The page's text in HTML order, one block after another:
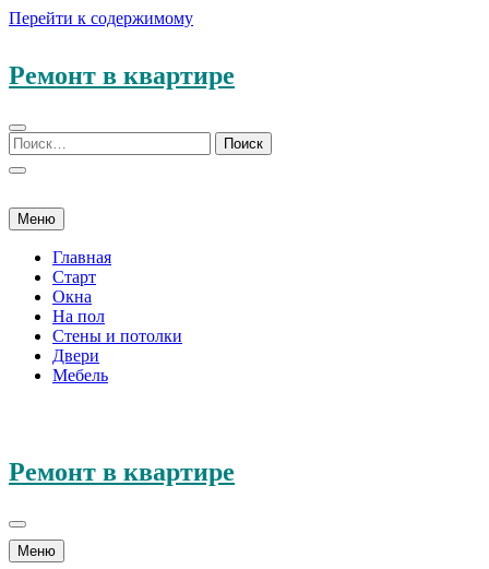
Перейти к содержимому
Ремонт в квартире
Меню
Главная
Старт
Окна
На пол
Стены и потолки
Двери
Мебель
Ремонт в квартире
Меню